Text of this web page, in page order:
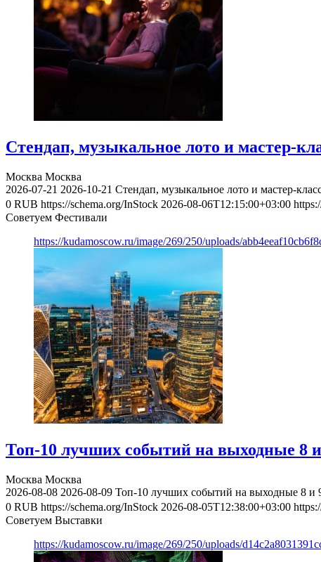
Стендап, музыкальное лото и мастер-
Москва Москва
2026-07-21 2026-10-21 Стендап, музыкальное лото и мастер-
0 RUB https://schema.org/InStock 2026-08-06T12:15:00+03:00
Советуем Фестивали
https://kudamoscow.ru/image/269/250/uploads/
Топ-10 лучших событий на выходные 8
Москва Москва
2026-08-08 2026-08-09 Топ-10 лучших событий на выходные 8 и
0 RUB https://schema.org/InStock 2026-08-05T12:38:00+03:00
Советуем Выставки
https://kudamoscow.ru/image/269/250/uploads/